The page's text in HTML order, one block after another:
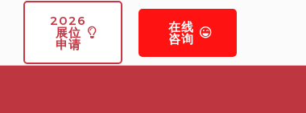
2026
展位
申请
在线
咨询